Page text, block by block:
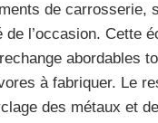
de carrosserie,
l’occasion. Cette
abordables
à fabriquer. Le
des métaux et